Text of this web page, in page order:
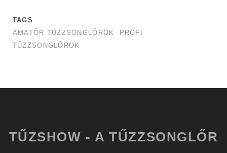
TAGS
AMATŐR TŰZZSONGLŐRÖK
PROFI
TŰZZSONGLŐRÖK
TŰZSHOW - A TŰZZSONGLŐR